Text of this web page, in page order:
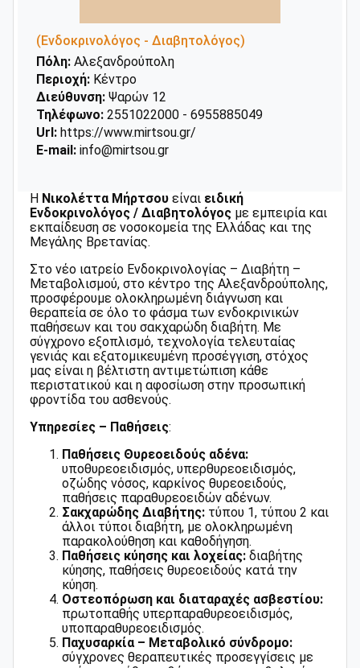
(Ενδοκρινολόγος - Διαβητολόγος)
Πόλη: Αλεξανδρούπολη
Περιοχή: Κέντρο
Διεύθυνση: Ψαρών 12
Τηλέφωνο: 2551022000 - 6955885049
Url: https://www.mirtsou.gr/
E-mail: info@mirtsou.gr
Η Νικολέττα Μήρτσου είναι ειδική
Ενδοκρινολόγος / Διαβητολόγος με εμπειρία και
εκπαίδευση σε νοσοκομεία της Ελλάδας και της
Μεγάλης Βρετανίας.
Στο νέο ιατρείο Ενδοκρινολογίας – Διαβήτη –
Μεταβολισμού, στο κέντρο της Αλεξανδρούπολης,
προσφέρουμε ολοκληρωμένη διάγνωση και
θεραπεία σε όλο το φάσμα των ενδοκρινικών
παθήσεων και του σακχαρώδη διαβήτη. Με
σύγχρονο εξοπλισμό, τεχνολογία τελευταίας
γενιάς και εξατομικευμένη προσέγγιση, στόχος
μας είναι η βέλτιστη αντιμετώπιση κάθε
περιστατικού και η αφοσίωση στην προσωπική
φροντίδα του ασθενούς.
Υπηρεσίες – Παθήσεις:
Παθήσεις Θυρεοειδούς αδένα:
υποθυρεοειδισμός, υπερθυρεοειδισμός,
οζώδης νόσος, καρκίνος θυρεοειδούς,
παθήσεις παραθυρεοειδών αδένων.
Σακχαρώδης Διαβήτης: τύπου 1, τύπου 2 και
άλλοι τύποι διαβήτη, με ολοκληρωμένη
παρακολούθηση και καθοδήγηση.
Παθήσεις κύησης και λοχείας: διαβήτης
κύησης, παθήσεις θυρεοειδούς κατά την
κύηση.
Οστεοπόρωση και διαταραχές ασβεστίου:
πρωτοπαθής υπερπαραθυρεοειδισμός,
υποπαραθυρεοειδισμός.
Παχυσαρκία – Μεταβολικό σύνδρομο:
σύγχρονες θεραπευτικές προσεγγίσεις με